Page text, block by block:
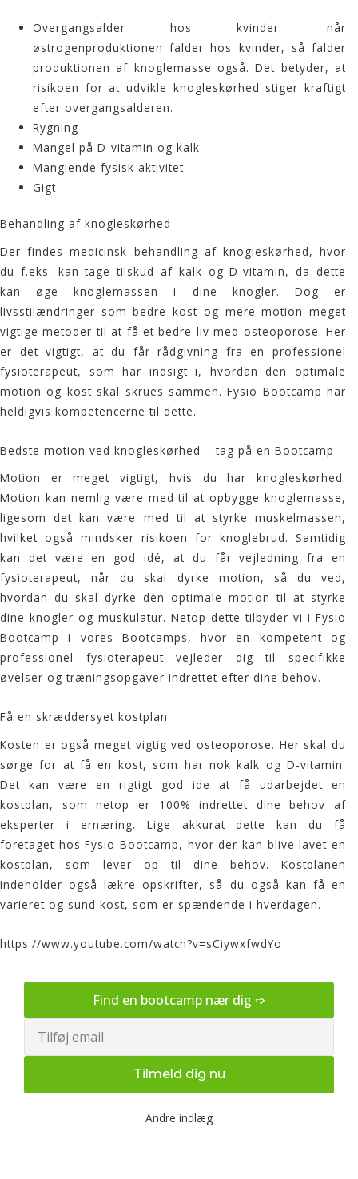
Overgangsalder hos kvinder: når
østrogenproduktionen falder hos kvinder, så falder
produktionen af knoglemasse også. Det betyder, at
risikoen for at udvikle knogleskørhed stiger kraftigt
efter overgangsalderen.
Rygning
Mangel på D-vitamin og kalk
Manglende fysisk aktivitet
Gigt
Behandling af knogleskørhed
Der findes medicinsk behandling af knogleskørhed, hvor
du f.eks. kan tage tilskud af kalk og D-vitamin, da dette
kan øge knoglemassen i dine knogler. Dog er
livsstilændringer som bedre kost og mere motion meget
vigtige metoder til at få et bedre liv med osteoporose. Her
er det vigtigt, at du får rådgivning fra en professionel
fysioterapeut, som har indsigt i, hvordan den optimale
motion og kost skal skrues sammen. Fysio Bootcamp har
heldigvis kompetencerne til dette.
Bedste motion ved knogleskørhed – tag på en Bootcamp
Motion er meget vigtigt, hvis du har knogleskørhed.
Motion kan nemlig være med til at opbygge knoglemasse,
ligesom det kan være med til at styrke muskelmassen,
hvilket også mindsker risikoen for knoglebrud. Samtidig
kan det være en god idé, at du får vejledning fra en
fysioterapeut, når du skal dyrke motion, så du ved,
hvordan du skal dyrke den optimale motion til at styrke
dine knogler og muskulatur. Netop dette tilbyder vi i Fysio
Bootcamp i vores Bootcamps, hvor en kompetent og
professionel fysioterapeut vejleder dig til specifikke
øvelser og træningsopgaver indrettet efter dine behov.
Få en skræddersyet kostplan
Kosten er også meget vigtig ved osteoporose. Her skal du
sørge for at få en kost, som har nok kalk og D-vitamin.
Det kan være en rigtigt god ide at få udarbejdet en
kostplan, som netop er 100% indrettet dine behov af
eksperter i ernæring. Lige akkurat dette kan du få
foretaget hos Fysio Bootcamp, hvor der kan blive lavet en
kostplan, som lever op til dine behov. Kostplanen
indeholder også lækre opskrifter, så du også kan få en
varieret og sund kost, som er spændende i hverdagen.
https://www.youtube.com/watch?v=sCiywxfwdYo
Find en bootcamp nær dig ➩
Tilmeld dig nu
Andre indlæg